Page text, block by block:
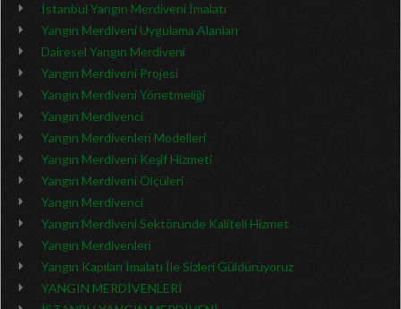
İstanbul Yangın Merdiveni İmalatı
Yangın Merdiveni Uygulama Alanları
Dairesel Yangın Merdiveni
Yangın Merdiveni Projesi
Yangın Merdiveni Yönetmeliği
Yangın Merdivenci
Yangın Merdivenleri Modelleri
Yangın Merdiveni Keşif Hizmeti
Yangın Merdiveni Ölçüleri
Yangın Merdivenci
Yangın Merdiveni Sektöründe Kaliteli Hizmet
Yangın Merdivenleri
Yangın Kapıları İmalatı İle Sizleri Güldürüyoruz
YANGIN MERDİVENLERİ